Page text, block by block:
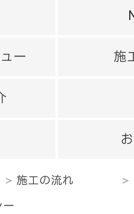
ー 施
施工の流れ
ー